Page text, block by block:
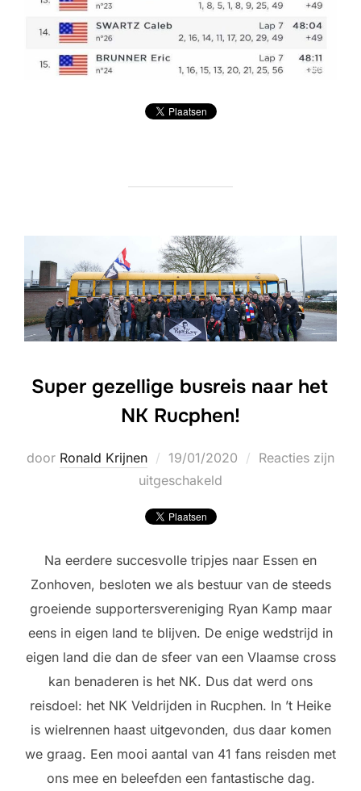
Super gezellige busreis naar het
NK Rucphen!
door Ronald Krijnen
Geplaatst
op
19/01/2020
Reacties zijn
uitgeschakeld
Na eerdere succesvolle tripjes naar Essen en
Zonhoven, besloten we als bestuur van de steeds
groeiende supportersvereniging Ryan Kamp maar
eens in eigen land te blijven. De enige wedstrijd in
eigen land die dan de sfeer van een Vlaamse cross
kan benaderen is het NK. Dus dat werd ons
reisdoel: het NK Veldrijden in Rucphen. In ’t Heike
is wielrennen haast uitgevonden, dus daar komen
we graag. Een mooi aantal van 41 fans reisden met
ons mee en beleefden een fantastische dag.